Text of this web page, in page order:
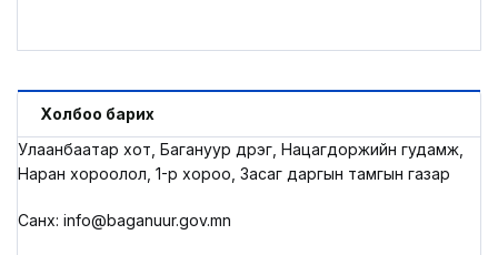
Холбоо барих
Улаанбаатар хот, Багануур дүүрэг, Нацагдоржийн гудамж,
Наран хороолол, 1-р хороо, Засаг даргын тамгын газар
Санхүү: info@baganuur.gov.mn